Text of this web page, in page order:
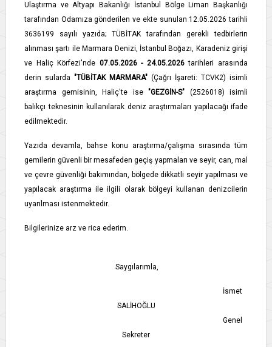
Ulaştırma ve Altyapı Bakanlığı İstanbul Bölge Liman Başkanlığı
tarafından Odamıza gönderilen ve ekte sunulan 12.05.2026 tarihli
3636199 sayılı yazıda; TÜBİTAK tarafından gerekli tedbirlerin
alınması şartı ile Marmara Denizi, İstanbul Boğazı, Karadeniz girişi
ve Haliç Körfezi'nde 07.05.2026 - 24.05.2026tarihleri arasında
derin sularda "TÜBİTAK MARMARA" (Çağrı İşareti: TCVK2) isimli
araştırma gemisinin, Haliç'te ise "GEZGİN-S" (2526018) isimli
balıkçı teknesinin kullanılarak deniz araştırmaları yapılacağı ifade
edilmektedir.
Yazıda devamla, bahse konu araştırma/çalışma sırasında tüm
gemilerin güvenli bir mesafeden geçiş yapmaları ve seyir, can, mal
ve çevre güvenliği bakımından, bölgede dikkatli seyir yapılması ve
yapılacak araştırma ile ilgili olarak bölgeyi kullanan denizcilerin
uyarılması istenmektedir.
Bilgilerinize arz ve rica ederim.
Saygılarımla,
İsmet
SALİHOĞLU
Genel
Sekreter